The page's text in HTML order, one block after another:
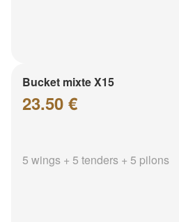
Bucket mixte X15
23.50 €
5 wings + 5 tenders + 5 pilons